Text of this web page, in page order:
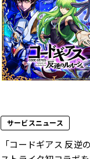
サービスニュース
「コードギアス 反